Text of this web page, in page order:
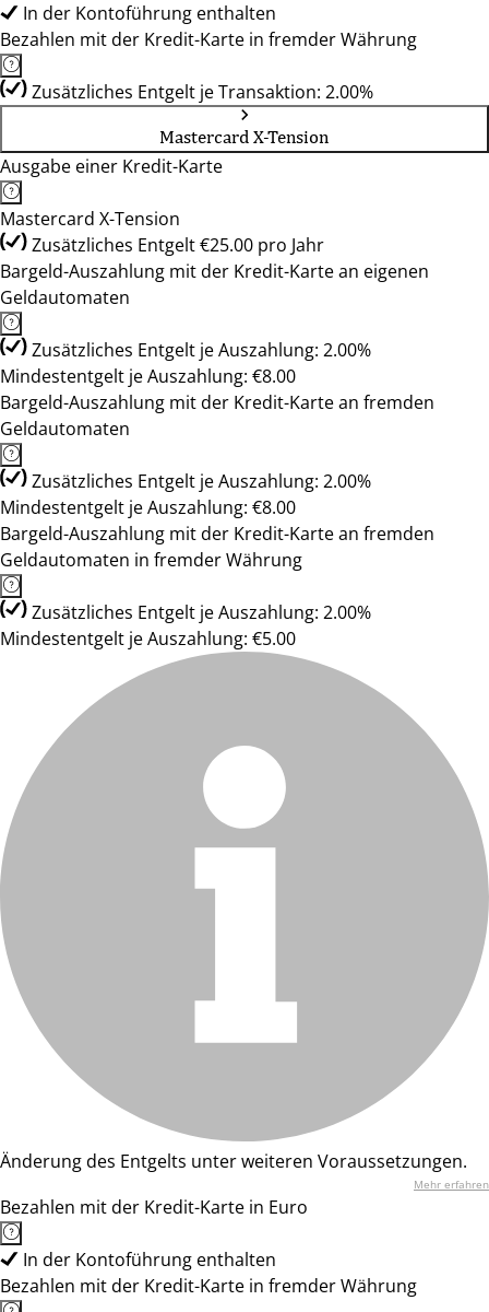
In der Kontoführung enthalten
Bezahlen mit der Kredit-Karte in fremder Währung
Zusätzliches Entgelt je Transaktion: 2.00%
Mastercard X-Tension
Ausgabe einer Kredit-Karte
Mastercard X-Tension
Zusätzliches Entgelt €25.00 pro Jahr
Bargeld-Auszahlung mit der Kredit-Karte an eigenen
Geldautomaten
Zusätzliches Entgelt je Auszahlung: 2.00%
Mindestentgelt je Auszahlung: €8.00
Bargeld-Auszahlung mit der Kredit-Karte an fremden
Geldautomaten
Zusätzliches Entgelt je Auszahlung: 2.00%
Mindestentgelt je Auszahlung: €8.00
Bargeld-Auszahlung mit der Kredit-Karte an fremden
Geldautomaten in fremder Währung
Zusätzliches Entgelt je Auszahlung: 2.00%
Mindestentgelt je Auszahlung: €5.00
Änderung des Entgelts unter weiteren Voraussetzungen.
Mehr erfahren
Bezahlen mit der Kredit-Karte in Euro
In der Kontoführung enthalten
Bezahlen mit der Kredit-Karte in fremder Währung